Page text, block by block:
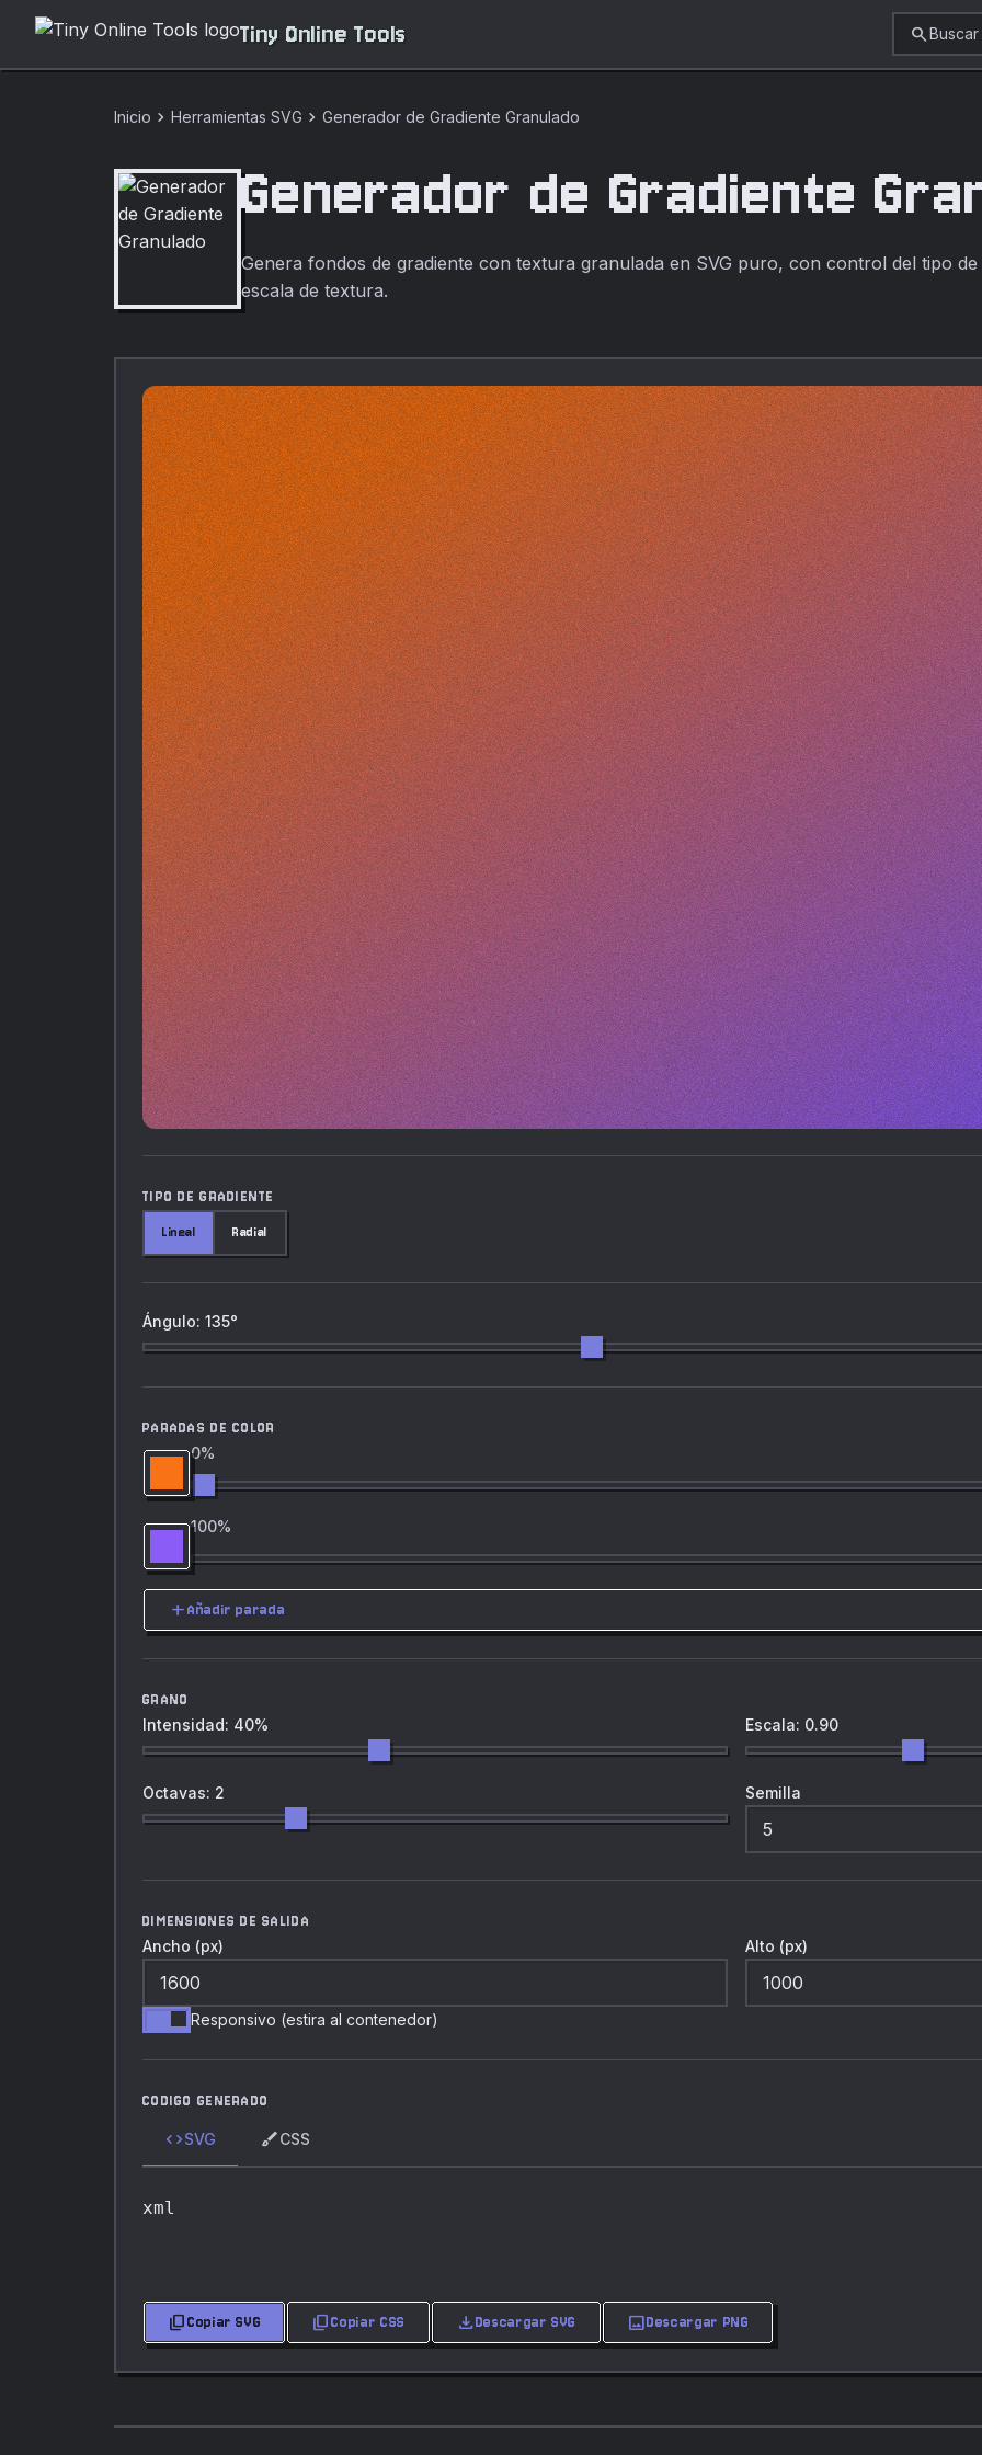
Tiny Online Tools search
Inicio chevron_right Herramientas SVG chevron_right Generador de Gradiente Granulado
Generador de Gradiente
Genera fondos de gradiente con textura granulada en SVG puro, con control del tipo
escala de textura.
TIPO DE GRADIENTE
Lineal Radial
Ángulo: 135°
PARADAS DE COLOR
0%
100%
addAñadir parada
GRANO
Intensidad: 40%
Escala: 0.90
Octavas: 2 Semilla
DIMENSIONES DE SALIDA
Ancho (px)
Alto (px)
Responsivo (estira al contenedor)
CODIGO GENERADO
codeSVG brushCSS
xml
content_copyCopiar SVG content_copyCopiar CSS downloadDescargar SVG imageDescargar PNG